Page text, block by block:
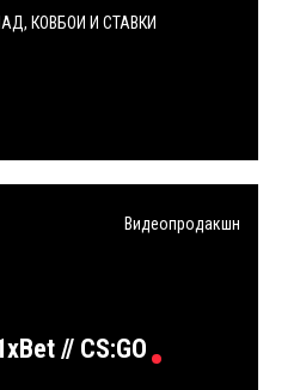
КОВБОИ И СТАВКИ
// CS:GO
Видеопродакшн